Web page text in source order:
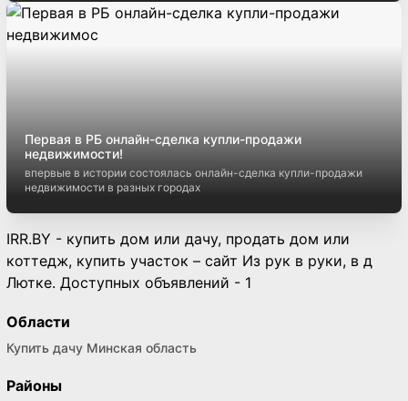
Первая в РБ онлайн-сделка купли-продажи
недвижимости!
впервые в истории состоялась онлайн-сделка купли-продажи
недвижимости в разных городах
IRR.BY - купить дом или дачу, продать дом или
коттедж, купить участок – сайт Из рук в руки, в д
Лютке. Доступных объявлений - 1
Области
Купить дачу Минская область
Районы